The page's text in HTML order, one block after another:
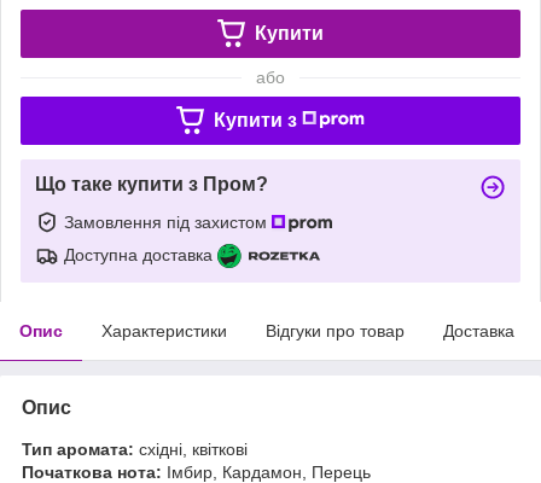
Купити
або
Купити з
Що таке купити з Пром?
Замовлення під захистом
Доступна доставка
Опис Характеристики Відгуки про товар Доставка
Опис
Тип аромата: східні, квіткові
Початкова нота: Імбир, Кардамон, Перець